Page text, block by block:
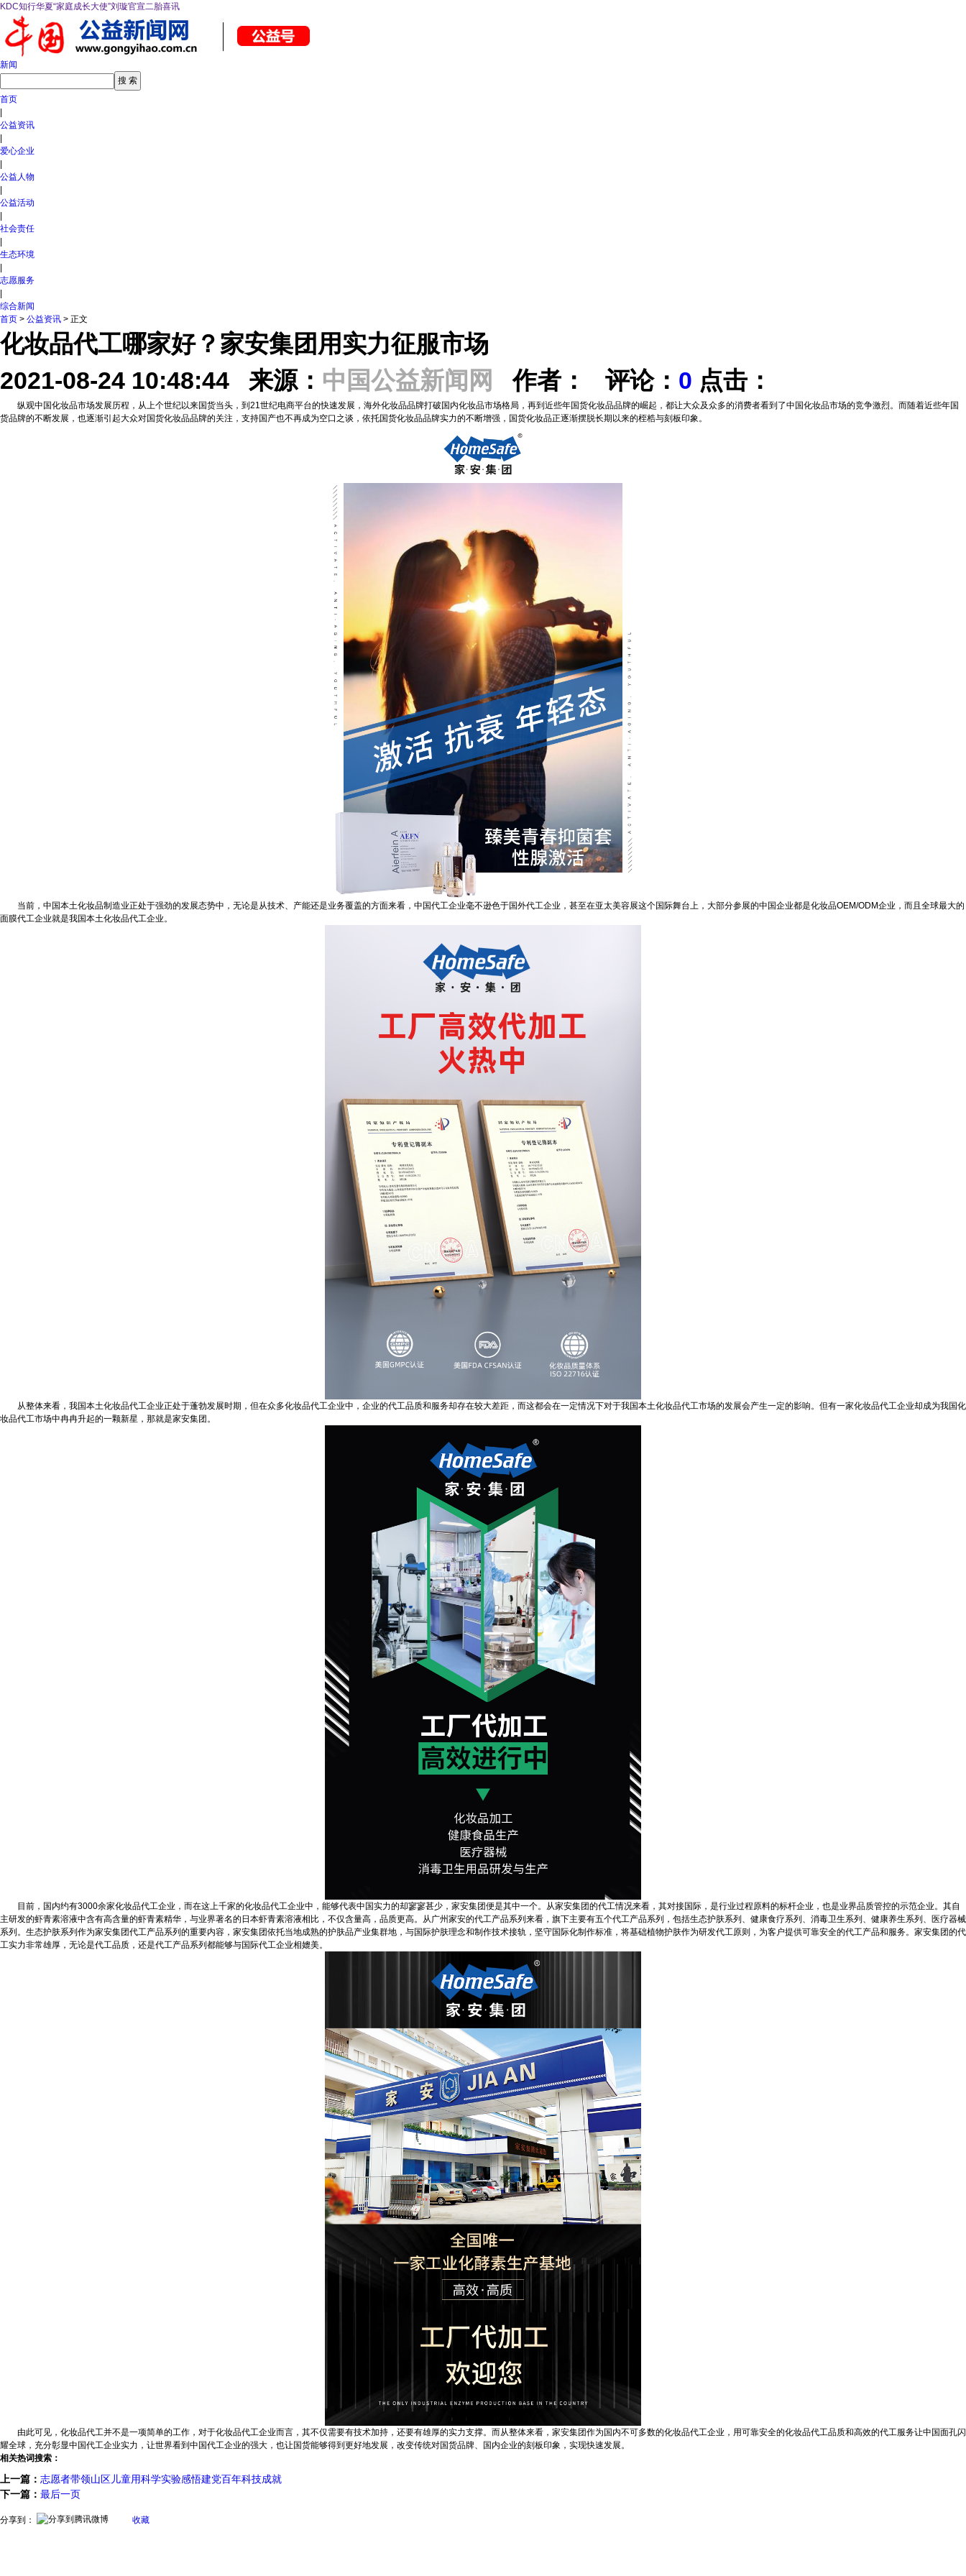
KDC知行华夏“家庭成长大使”刘璇官宣二胎喜讯
新闻
首页
公益资讯
爱心企业
公益人物
公益活动
社会责任
生态环境
志愿服务
综合新闻
首页 > 公益资讯 > 正文
化妆品代工哪家好？家安集团用实力征服市场
2021-08-24 10:48:44 来源： 中国公益新闻网 作者： 评论： 0 点击：
纵观中国化妆品市场发展历程，从上个世纪以来国货当头，到21世纪电商平台的快速发展，海外化妆品品牌打破国内化妆品市场格局，再到近些年国货化妆品品牌的崛起，都让大众及众多的消费者看到了中国化妆品市场的竞争激烈。而随着近些年国
货品牌的不断发展，也逐渐引起大众对国货化妆品品牌的关注，支持国产也不再成为空口之谈，依托国货化妆品品牌实力的不断增强，国货化妆品正逐渐摆脱长期以来的桎梏与刻板印象。
当前，中国本土化妆品制造业正处于强劲的发展态势中，无论是从技术、产能还是业务覆盖的方面来看，中国代工企业毫不逊色于国外代工企业，甚至在亚太美容展这个国际舞台上，大部分参展的中国企业都是化妆品OEM/ODM企业，而且全球最大的
面膜代工企业就是我国本土化妆品代工企业。
从整体来看，我国本土化妆品代工企业正处于蓬勃发展时期，但在众多化妆品代工企业中，企业的代工品质和服务却存在较大差距，而这都会在一定情况下对于我国本土化妆品代工市场的发展会产生一定的影响。但有一家化妆品代工企业却成为我国化
妆品代工市场中冉冉升起的一颗新星，那就是家安集团。
目前，国内约有3000余家化妆品代工企业，而在这上千家的化妆品代工企业中，能够代表中国实力的却寥寥甚少，家安集团便是其中一个。从家安集团的代工情况来看，其对接国际，是行业过程原料的标杆企业，也是业界品质管控的示范企业。其自
主研发的虾青素溶液中含有高含量的虾青素精华，与业界著名的日本虾青素溶液相比，不仅含量高，品质更高。从广州家安的代工产品系列来看，旗下主要有五个代工产品系列，包括生态护肤系列、健康食疗系列、消毒卫生系列、健康养生系列、医疗器械
系列。生态护肤系列作为家安集团代工产品系列的重要内容，家安集团依托当地成熟的护肤品产业集群地，与国际护肤理念和制作技术接轨，坚守国际化制作标准，将基础植物护肤作为研发代工原则，为客户提供可靠安全的代工产品和服务。家安集团的代
工实力非常雄厚，无论是代工品质，还是代工产品系列都能够与国际代工企业相媲美。
由此可见，化妆品代工并不是一项简单的工作，对于化妆品代工企业而言，其不仅需要有技术加持，还要有雄厚的实力支撑。而从整体来看，家安集团作为国内不可多数的化妆品代工企业，用可靠安全的化妆品代工品质和高效的代工服务让中国面孔闪
耀全球，充分彰显中国代工企业实力，让世界看到中国代工企业的强大，也让国货能够得到更好地发展，改变传统对国货品牌、国内企业的刻板印象，实现快速发展。
相关热词搜索：
上一篇： 志愿者带领山区儿童用科学实验感悟建党百年科技成就
下一篇： 最后一页
分享到： 收藏